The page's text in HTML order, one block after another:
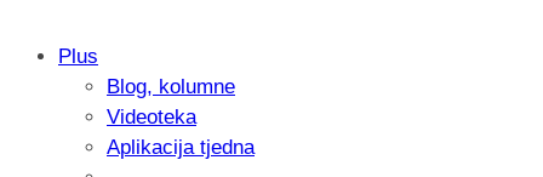
Samsung otkrio kako je nastajala
donijelo tanje i izdržljivije preklopne
Plus
Blog, kolumne
Videoteka
Aplikacija tjedna